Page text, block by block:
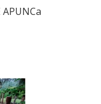
APUNCa